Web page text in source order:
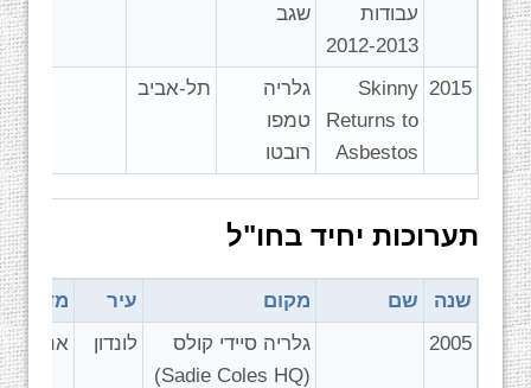
עבודות
2012-2013
שגב
2015
Skinny
Returns to
Asbestos
גלריה
טמפו
רובטו
תל-אביב
תערוכות יחיד בחו"ל
שנה שם מקום עיר
מדינה
2005
גלריה סיידי קולס
(Sadie Coles HQ)
לונדון אנגליה